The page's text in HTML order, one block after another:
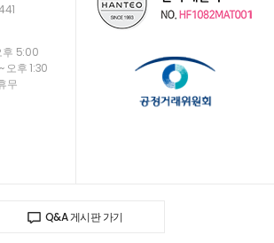
후 5:00
오후 1:30
무
Q&A 게시판 가기